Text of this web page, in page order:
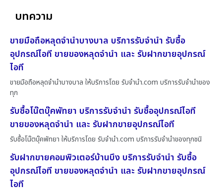
บทความ
ขายมือถือหลุดจำนำบางบาล บริการรับจำนำ รับซื้อ
อุปกรณ์ไอที ขายของหลุดจำนำ และ รับฝากขายอุปกรณ์
ไอที
ขายมือถือหลุดจำนำบางบาล ให้บริการโดย รับจํานํา.com บริการรับจำนำของ
ทุก
รับซื้อโน๊ตบุ๊คพัทยา บริการรับจำนำ รับซื้ออุปกรณ์ไอที
ขายของหลุดจำนำ และ รับฝากขายอุปกรณ์ไอที
รับซื้อโน๊ตบุ๊คพัทยา ให้บริการโดย รับจํานํา.com บริการรับจำนำของทุกชนิ
รับฝากขายคอมพิวเตอร์บ้านบึง บริการรับจำนำ รับซื้อ
อุปกรณ์ไอที ขายของหลุดจำนำ และ รับฝากขายอุปกรณ์
ไอที